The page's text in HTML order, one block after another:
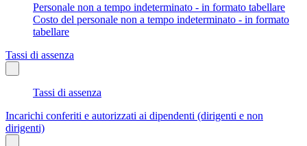
Personale non a tempo indeterminato - in formato tabellare
Costo del personale non a tempo indeterminato - in formato
tabellare
Tassi di assenza
Tassi di assenza
Incarichi conferiti e autorizzati ai dipendenti (dirigenti e non
dirigenti)